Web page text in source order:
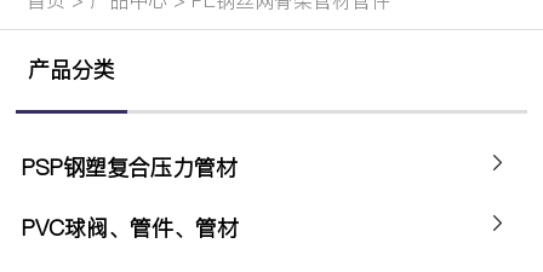
产品分类
PSP钢塑复合压力管材
PVC球阀、管件、管材